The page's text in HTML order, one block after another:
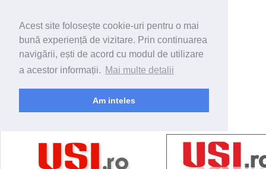
Acest site folosește cookie-uri pentru o mai
bună experiență de vizitare. Prin continuarea
navigării, ești de acord cu modul de utilizare
a acestor informații. Mai multe detalii
Am inteles